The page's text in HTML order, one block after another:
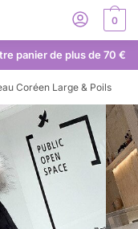
0
panier de plus de 70 €
Coréen Large & Poils